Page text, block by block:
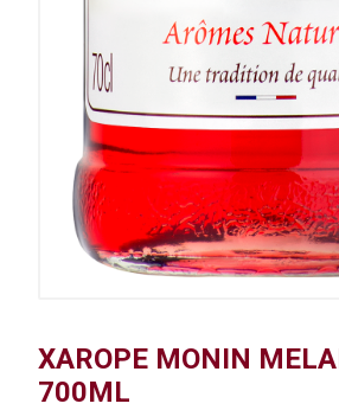
XAROPE MONIN
700ML